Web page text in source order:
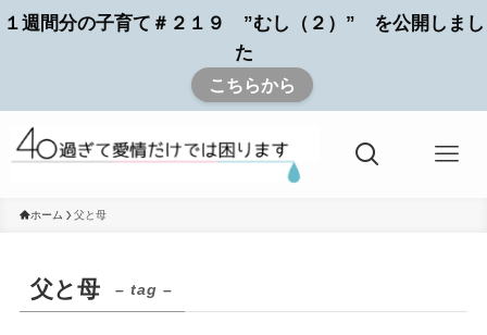
１週間分の子育て＃２１９ ”むし（２）” を公開しまし
た
こちらから
ホーム 父と母
父と母 – tag –